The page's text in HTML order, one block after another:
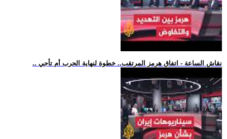
.. نقاش الساعة - اتفاق هرمز المرتقب.. خطوة لنهاية الحرب أم تأجي